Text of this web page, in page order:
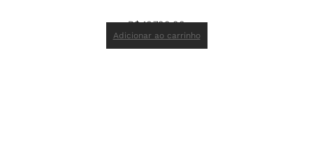
R$16.700,00
Adicionar ao carrinho